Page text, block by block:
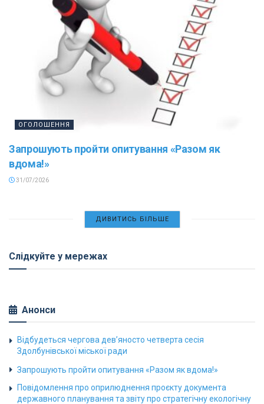
ОГОЛОШЕННЯ
Запрошують пройти опитування «Разом як
вдома!»
31/07/2026
ДИВИТИСЬ БІЛЬШЕ
Слідкуйте у мережах
Анонси
Відбудеться чергова дев’яносто четверта сесія
Здолбунівської міської ради
Запрошують пройти опитування «Разом як вдома!»
Повідомлення про оприлюднення проєкту документа
державного планування та звіту про стратегічну екологічну